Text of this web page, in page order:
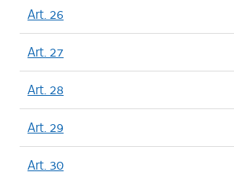
Art. 26
Art. 27
Art. 28
Art. 29
Art. 30